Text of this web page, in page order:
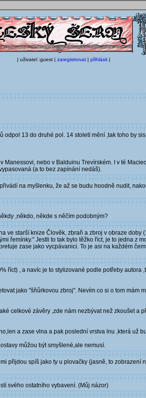
| uživatel :guest | zaregistrovat | přihlásit |
odpol 13 do druhé pol. 14 století mění ,tak toho by
Manessovi, nebo v Balduinu Trevírském. I v té
(a to bez zapínání nedáš).
na myšlenku, že až se budu hoodně nudit,
,někdo, někde s něčím podobným?
ve starší knize Člověk, zbraň a zbroj v obraze doby
řemínky." Jestli to tak bylo těžko říct, je to jedna z
zase jako vycpávanici. To je asi na každém
říct) , a navíc je to stylizované podle potřeby autora
jako "šňůrkovou zbroj". Nevím co si o tom mám
celkové závěry ,zde nám nezbývat než zkoušet a
a zase vlna a pak poslední vrstva lnu ,která už
můžou být smyšlené,ale nemusí.
přijdou spíš jako ty u plovačky (jasně, to zobrazení
svého ostatního vybavení. (Můj názor)